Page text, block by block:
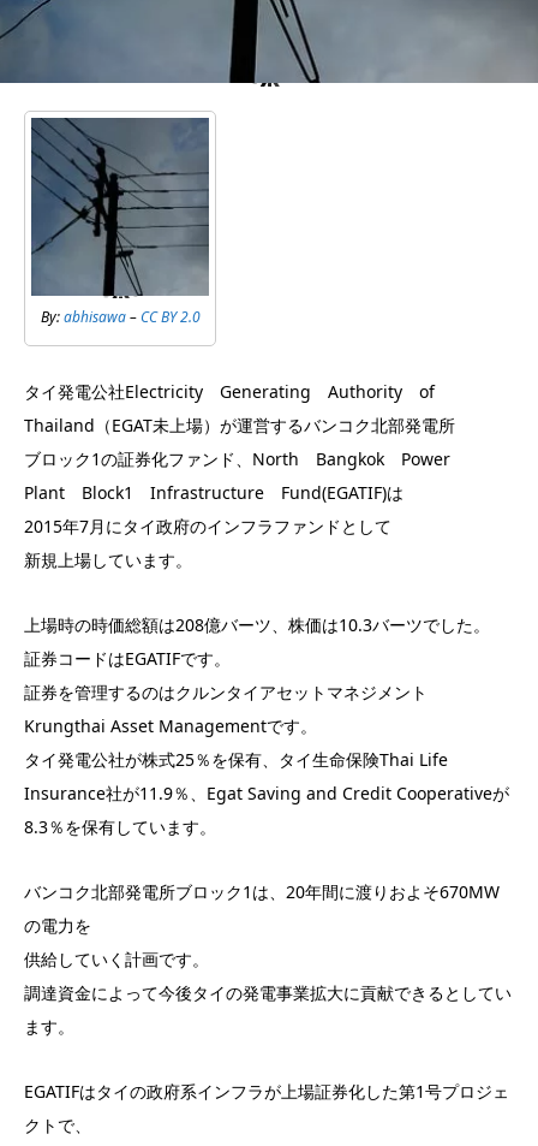
By:abhisawa–CC BY 2.0
タイ発電公社Electricity Generating Authority of
Thailand（EGAT未上場）が運営するバンコク北部発電所
ブロック1の証券化ファンド、North Bangkok Power
Plant Block1 Infrastructure Fund(EGATIF)は
2015年7月にタイ政府のインフラファンドとして
新規上場しています。
上場時の時価総額は208億バーツ、株価は10.3バーツでした。
証券コードはEGATIFです。
証券を管理するのはクルンタイアセットマネジメント
Krungthai Asset Managementです。
タイ発電公社が株式25％を保有、タイ生命保険Thai Life
Insurance社が11.9％、Egat Saving and Credit Cooperativeが
8.3％を保有しています。
バンコク北部発電所ブロック1は、20年間に渡りおよそ670MW
の電力を
供給していく計画です。
調達資金によって今後タイの発電事業拡大に貢献できるとしてい
ます。
EGATIFはタイの政府系インフラが上場証券化した第1号プロジェ
クトで、